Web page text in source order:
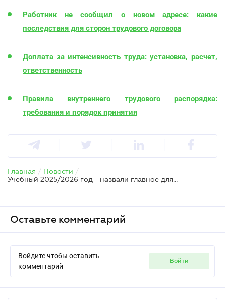
Работник не сообщил о новом адресе: какие
последствия для сторон трудового договора
Доплата за интенсивность труда: установка, расчет,
ответственность
Правила внутреннего трудового распорядка:
требования и порядок принятия
Главная / Новости /
Учебный 2025/2026 год– назвали главное для учащихся, родителей и педагогов
Оставьте комментарий
Войдите чтобы оставить
комментарий
войти